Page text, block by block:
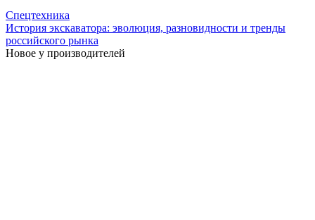
Спецтехника
История экскаватора: эволюция, разновидности и тренды
российского рынка
Новое у производителей